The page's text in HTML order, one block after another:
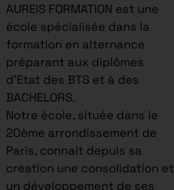
AUREIS FORMATION est une
école spécialisée dans la
formation en alternance
préparant aux diplômes
d’Etat des BTS et à des
BACHELORS.
Notre école, située dans le
20ème arrondissement de
Paris, connait depuis sa
création une consolidation et
un développement de ses